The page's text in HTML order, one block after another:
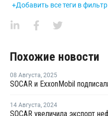
+Добавить все теги в фильтр
Похожие новости
08 Августа, 2025
14 Августа, 2024